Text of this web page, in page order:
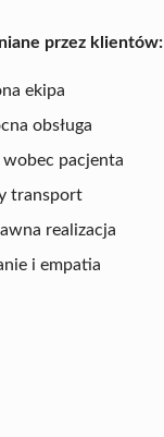
przez klientów:
ekipa
obsługa
pacjenta
transport
realizacja
i empatia